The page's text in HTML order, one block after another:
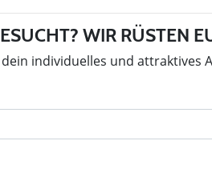
WIR RÜSTEN
individuelles und attraktives